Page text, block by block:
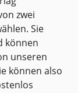
zwei
Sie
können
unseren
können also